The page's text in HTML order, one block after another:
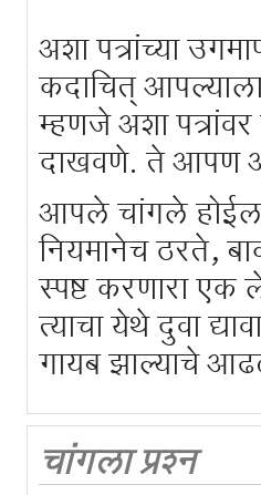
अशा पत्रांच्या
कदाचित्
म्हणजे अशा
दाखवणे. ते आपण
आपले चांगले होईल
नियमानेच ठरते,
स्पष्ट करणारा एक
त्याचा येथे दुवा
गायब झाल्याचे
चांगला प्रश्न